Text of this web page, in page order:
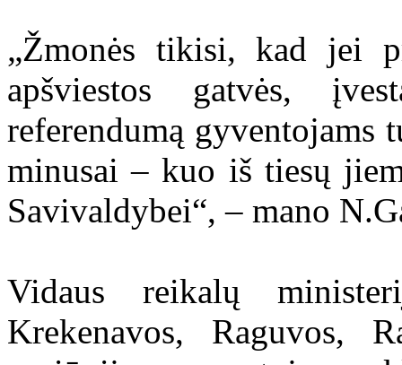
„Žmonės tikisi, kad jei
apšviestos gatvės,
referendumą
minusai – kuo iš tiesų
Savivaldybei“, – mano
Vidaus reikalų
Krekenavos, Raguvos,